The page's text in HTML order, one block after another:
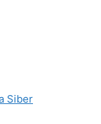
Siber